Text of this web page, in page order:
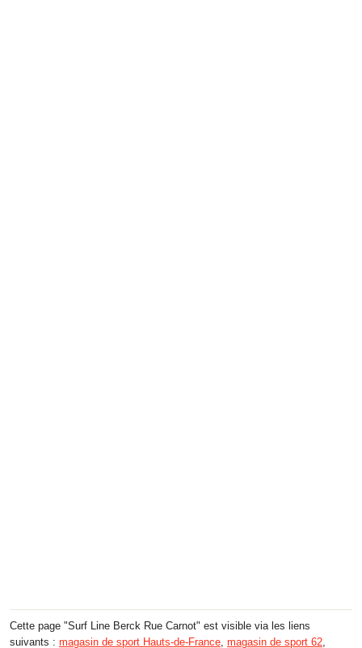
Cette page "Surf Line Berck Rue Carnot" est visible via les liens
suivants : magasin de sport Hauts-de-France, magasin de sport 62,